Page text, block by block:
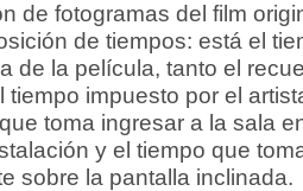
de fotogramas del film
de tiempos: está el
de la película, tanto el
tiempo impuesto por el
toma ingresar a la sala
y el tiempo que
sobre la pantalla inclinada.